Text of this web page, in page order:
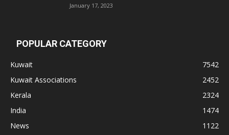
January 17, 2023
POPULAR CATEGORY
Kuwait
7542
Kuwait Associations
2452
Kerala
2324
India
1474
News
1122